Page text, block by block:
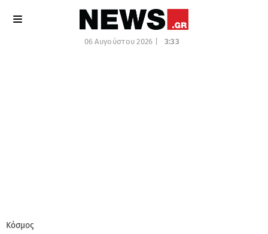
06 Αυγούστου 2026 | 3:33
Κόσμος